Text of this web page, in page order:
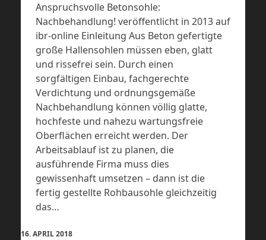
Anspruchsvolle Betonsohle:
Nachbehandlung! veröffentlicht in 2013 auf
ibr-online Einleitung Aus Beton gefertigte
große Hallensohlen müssen eben, glatt
und rissefrei sein. Durch einen
sorgfältigen Einbau, fachgerechte
Verdichtung und ordnungsgemäße
Nachbehandlung können völlig glatte,
hochfeste und nahezu wartungsfreie
Oberflächen erreicht werden. Der
Arbeitsablauf ist zu planen, die
ausführende Firma muss dies
gewissenhaft umsetzen – dann ist die
fertig gestellte Rohbausohle gleichzeitig
das…
16. APRIL 2018